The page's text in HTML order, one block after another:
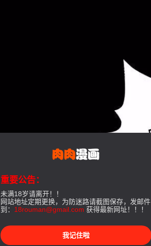
重要公告：
未满18岁请离开！！
网站地址定期更换，为防迷路请截图保存，发邮件
到： 18rouman@gmail.com 获得最新网址！！！
我记住啦